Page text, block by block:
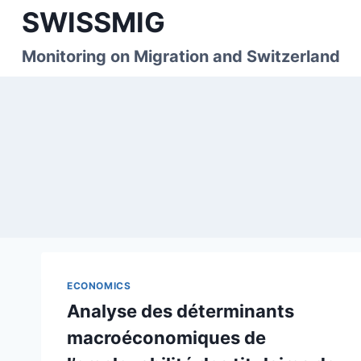
Skip
content
SWISSMIG
Monitoring on Migration and Switzerland
ECONOMICS
Analyse des déterminants
macroéconomiques de